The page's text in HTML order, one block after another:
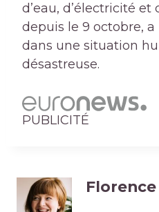
d’eau, d’électricité
depuis le 9 octobre,
dans une situation
désastreuse.
PUBLICITÉ
Florence